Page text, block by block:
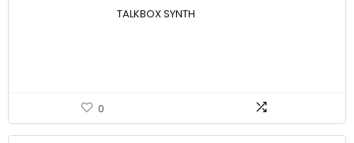
TALKBOX SYNTH
0